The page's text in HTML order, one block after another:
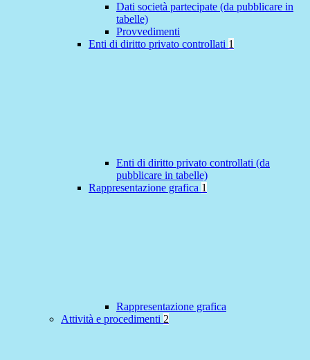
Dati società partecipate (da pubblicare in
tabelle)
Provvedimenti
Enti di diritto privato controllati 1
Enti di diritto privato controllati (da
pubblicare in tabelle)
Rappresentazione grafica 1
Rappresentazione grafica
Attività e procedimenti 2